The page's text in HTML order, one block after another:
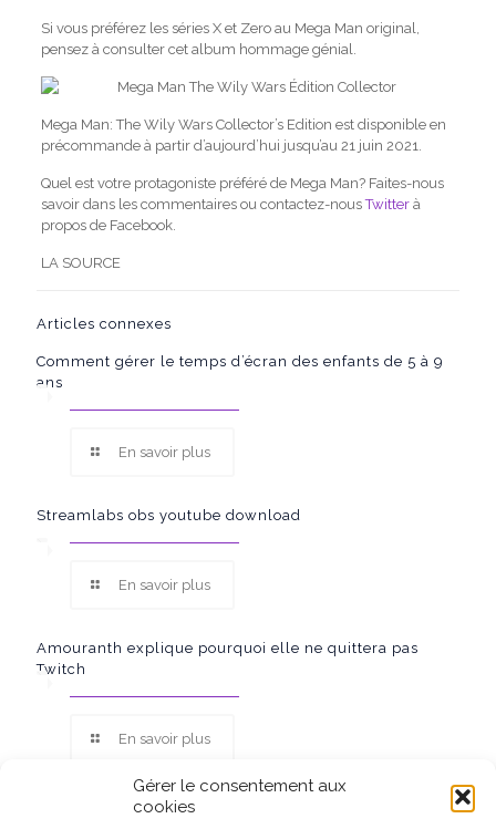
Gérer le consentement aux
cookies
Si vous préférez les séries X et Zero au Mega Man original,
pensez à consulter cet album hommage génial.
Mega Man: The Wily Wars Collector’s Edition est disponible en
précommande à partir d’aujourd’hui jusqu’au 21 juin 2021.
Quel est votre protagoniste préféré de Mega Man? Faites-nous
savoir dans les commentaires ou contactez-nousTwitterà
propos de Facebook.
LA SOURCE
Articles connexes
Comment gérer le temps d’écran des enfants de 5 à 9
ans
En savoir plus
Streamlabs obs youtube download
En savoir plus
Amouranth explique pourquoi elle ne quittera pas
Twitch
En savoir plus